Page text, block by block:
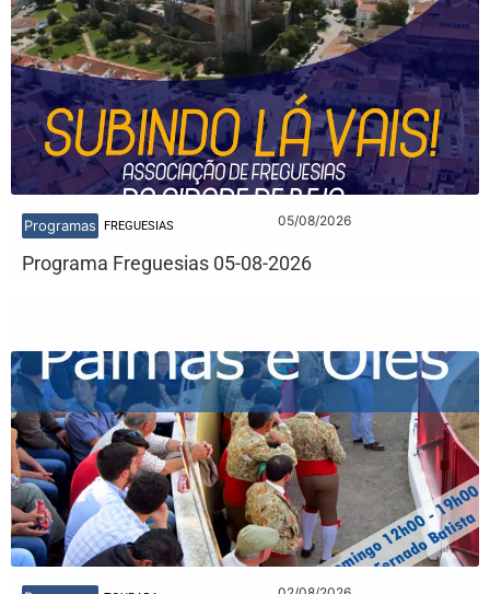
Programas FREGUESIAS 05/08/2026
Programa Freguesias 05-08-2026